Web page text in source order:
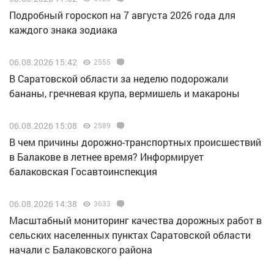
Подробный гороскоп на 7 августа 2026 года для
каждого знака зодиака
06.08.2026 15:42 2555
В Саратовской области за неделю подорожали
бананы, гречневая крупа, вермишель и макароны
06.08.2026 15:08 2589
В чем причины дорожно-транспортных происшествий
в Балакове в летнее время? Информирует
балаковская Госавтоинспекция
06.08.2026 14:38 3633
Масштабный мониторинг качества дорожных работ в
сельских населенных пунктах Саратовской области
начали с Балаковского района